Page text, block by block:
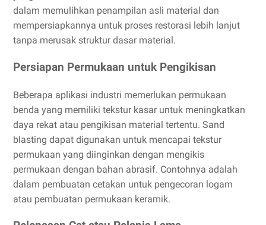
dalam memulihkan penampilan asli material dan
mempersiapkannya untuk proses restorasi lebih lanjut
tanpa merusak struktur dasar material.
Persiapan Permukaan untuk Pengikisan
Beberapa aplikasi industri memerlukan permukaan
benda yang memiliki tekstur kasar untuk meningkatkan
daya rekat atau pengikisan material tertentu. Sand
blasting dapat digunakan untuk mencapai tekstur
permukaan yang diinginkan dengan mengikis
permukaan dengan bahan abrasif. Contohnya adalah
dalam pembuatan cetakan untuk pengecoran logam
atau pembuatan permukaan keramik.